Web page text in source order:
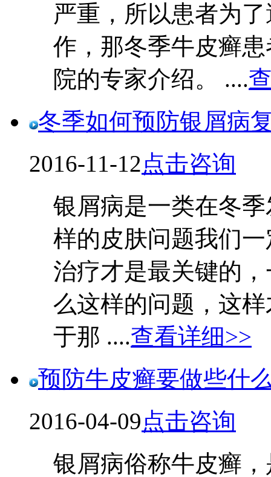
严重，所以患者为
作，那冬季牛皮癣
院的专家介绍。 ....
冬季如何预防银屑病
2016-11-12点击咨询
银屑病是一类在冬
样的皮肤问题我们
治疗才是最关键的
么这样的问题，这
于那 ....查看详细>>
预防牛皮癣要做些什
2016-04-09点击咨询
银屑病俗称牛皮癣